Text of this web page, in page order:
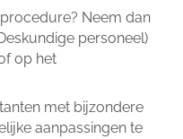
Neem dan
personeel)
op het
met bijzondere
aanpassingen te